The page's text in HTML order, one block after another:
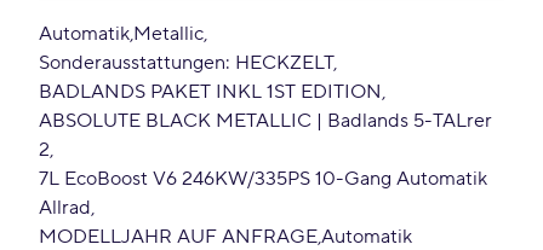
Automatik Metallic
Sonderausstattungen: HECKZELT
BADLANDS PAKET INKL 1ST EDITION
ABSOLUTE BLACK METALLIC | Badlands 5-TALrer
2
7L EcoBoost V6 246KW/335PS 10-Gang Automatik
Allrad
MODELLJAHR AUF ANFRAGEAutomatik